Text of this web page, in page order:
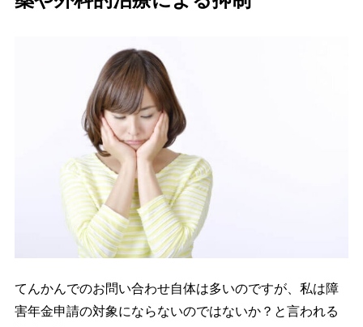
てんかんでのお問い合わせ自体は多いのですが、私は障
害年金申請の対象にならないのではないか？と言われる